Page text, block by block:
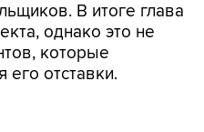
В итоге глава
однако это не
которые
отставки.